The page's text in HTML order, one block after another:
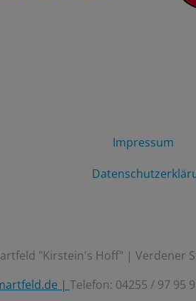
Impressum
"Kirstein's Hoff" | Verdener
| Telefon: 04255 / 97 95